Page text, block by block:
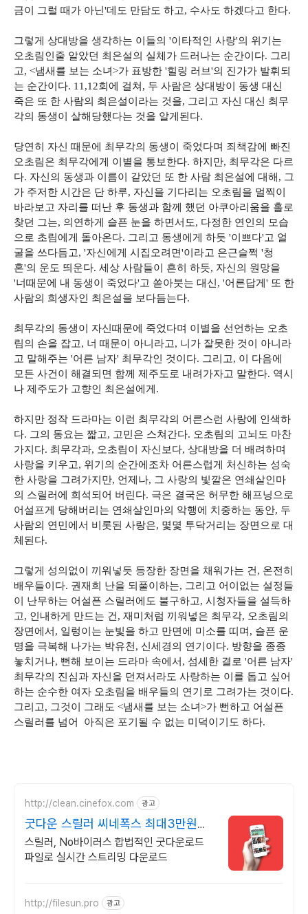
금이 그럴 때가 아닌'데도 만담도 하고, 수사도 하겠다고 한다.
그렇게 상대방을 생각하는 이들의 '이타적인 사랑'의 위기는
오초림인줄 알았던 최은설의 실체가 드러나는 순간이다. 그리
고, <냄새를 보는 소녀>가 표방한 '힐링 러브'의 진가가 발휘되
는 순간이다. 11,12회에 걸쳐, 두 사람은 상대방이 동생 대신
죽은 또 한 사람의 최은설이라는 것을, 그리고 자신 대신 최무
각의 동생이 살해당했다는 것을 알게된다.
당연히 자신 때문에 최무각의 동생이 죽었다며 죄책감에 빠진
오초림은 최무각에게 이별을 통보한다. 하지만, 최무각은 다르
다. 자신의 동생과 이름이 같았던 또 한 사람 최은설에 대해, 그
가 주저한 시간은 단 하루, 자신을 기다리는 오초림을 멀찍이
바라보고 자리를 떠난 후 동생과 함께 했던 아쿠아리움을 홀로
찾던 그는, 의연하게 슬픈 눈을 하면서도, 다정한 연인의 모습
으로 초림에게 돌아온다. 그리고 동생에게 하듯 '이쁘다'고 얼
굴을 쓰다듬고, '자신에게 시집오려면'이라고 은근슬쩍 '청
혼'의 운도 띄운다. 세상 사람들이 흔히 하듯, 자신의 원망을
'너때문에 내 동생이 죽었다'고 쏟아붓는 대신, '어른답게' 또 한
사람의 희생자인 최은설을 보다듬는다.
최무각의 동생이 자신때문에 죽었다며 이별을 선언하는 오초
림의 손을 잡고, 너 때문이 아니라고, 니가 잘못한 것이 아니라
고 말해주는 '어른 남자' 최무각인 것이다. 그리고, 이 다음에
모든 사건이 해결되면 함께 제주도로 내려가자고 말한다. 역시
나 제주도가 고향인 최은설에게.
하지만 정작 드라마는 이런 최무각의 어른스런 사랑에 인색하
다. 그의 동요는 짧고, 고민은 스쳐간다. 오초림의 고뇌도 마찬
가지다. 최무각과, 오초림이 자신보다, 상대방을 더 배려하며
사랑을 키우고, 위기의 순간에조차 어른스럽게 처신하는 성숙
한 사랑을 그려가지만, 언제나, 그 사랑의 빛깔은 연쇄살인마
의 스릴러에 희석되어 버린다. 극은 결국은 허무한 해프닝으로
어설프게 당해버리는 연쇄살인마의 악행에 치중하는 동안, 두
사람의 연민에서 비롯된 사랑은, 몇몇 투닥거리는 장면으로 대
체된다.
그렇게 성의없이 끼워넣듯 등장한 장면을 채워가는 건, 온전히
배우들이다. 권재희 난을 되풀이하는, 그리고 어이없는 설정들
이 난무하는 어설픈 스릴러에도 불구하고, 시청자들을 설득하
고, 인내하게 만드는 건, 재미처럼 끼워넣은 최무각, 오초림의
장면에서, 일렁이는 눈빛을 하고 만면에 미소를 띠며, 슬픈 운
명을 극복해 나가는 박유천, 신세경의 연기이다. 방향을 종종
놓치거나, 뻔해 보이는 드라마 속에서, 섬세한 결로 '어른 남자'
최무각의 진심과 자신을 던져서라도 사랑하는 이를 돕고 싶어
하는 순수한 여자 오초림을 배우들의 연기로 그려가는 것이다.
그리고, 그것이 그래도 <냄새를 보는 소녀>가 뻔하고 어설픈
스릴러를 넘어 아직은 포기될 수 없는 미덕이기도 하다.
http://clean.cinefox.com 광고
굿다운 스릴러 씨네폭스 최대3만원
+10%추가적립
스릴러, No바이러스 합법적인 굿다운로드
파일로 실시간 스트리밍 다운로드
http://filesun.pro 광고